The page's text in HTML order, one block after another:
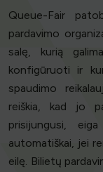
Queue-Fair
pardavimo
salę, kurią
konfigūruoti ir
spaudimo
reiškia, kad jo
prisijungusi,
automatiškai, jei
eilę. Bilietų